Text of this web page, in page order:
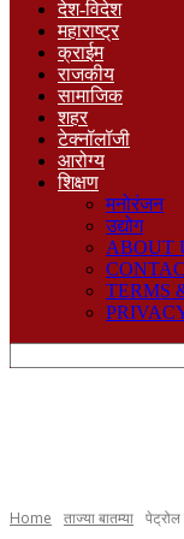
देश-विदेश
महाराष्ट्र
क्राईम
राजकीय
सामाजिक
शहर
टेक्नॉलॉजी
आरोग्य
शिक्षण
मनोरंजन
उद्योग
ABOUT
TERMS
Home ताज्या बातम्या